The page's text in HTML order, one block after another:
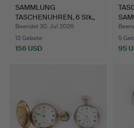
SAMMLUNG
TASCHENUHREN, 6 Stk.,
Silber, 19.…
Beendet 30. Jul 2026
13 Gebote
156 USD
5
95